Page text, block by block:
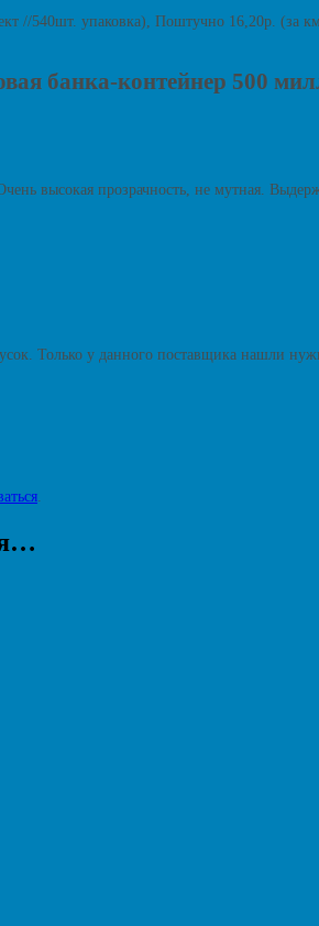
//540шт. упаковка), Поштучно 16,20р. (за
банка-контейнер 500
высокая прозрачность, не мутная.
Только у данного поставщика нашли